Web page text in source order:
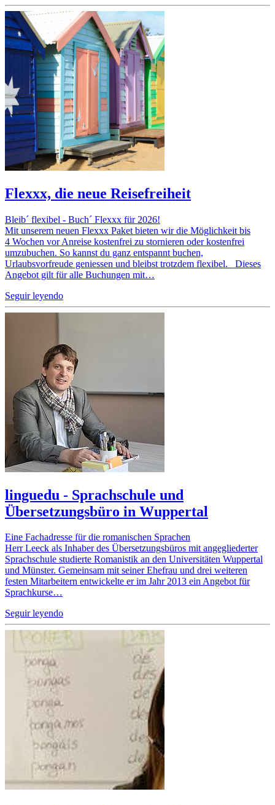
Flexxx, die neue Reisefreiheit
Bleib´ flexibel - Buch´ Flexxx für 2026!
Mit unserem neuen Flexxx Paket bieten wir die Möglichkeit bis
4 Wochen vor Anreise kostenfrei zu stornieren oder kostenfrei
umzubuchen. So kannst du ganz entspannt buchen,
Urlaubsvorfreude geniessen und bleibst trotzdem flexibel. Dieses
Angebot gilt für alle Buchungen mit…
Seguir leyendo
linguedu - Sprachschule und
Übersetzungsbüro in Wuppertal
Eine Fachadresse für die romanischen Sprachen
Herr Leeck als Inhaber des Übersetzungsbüros mit angegliederter
Sprachschule studierte Romanistik an den Universitäten Wuppertal
und Münster. Gemeinsam mit seiner Ehefrau und drei weiteren
festen Mitarbeitern entwickelte er im Jahr 2013 ein Angebot für
Sprachkurse…
Seguir leyendo